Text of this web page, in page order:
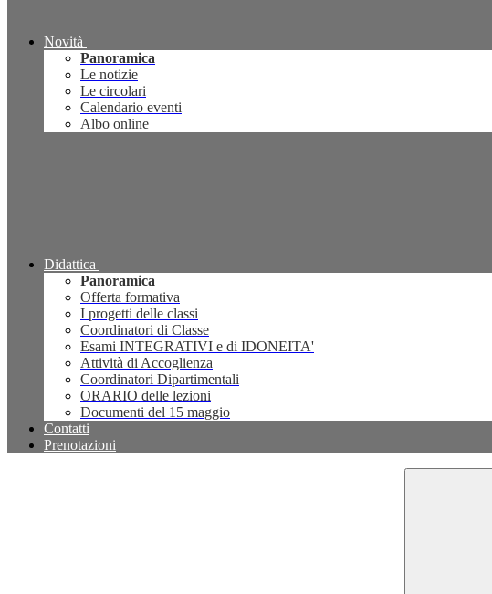
Novità
Panoramica
Le notizie
Le circolari
Calendario eventi
Albo online
Didattica
Panoramica
Offerta formativa
I progetti delle classi
Coordinatori di Classe
Esami INTEGRATIVI e di IDONEITA'
Attività di Accoglienza
Coordinatori Dipartimentali
ORARIO delle lezioni
Documenti del 15 maggio
Contatti
Prenotazioni